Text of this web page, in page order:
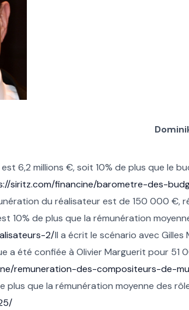
6,2 millions €, soit 10% de plus que le
siritz.com/financine/barometre-des-
du réalisateur est de 150 000 €,
10% de plus que la rémunération
2/Il a écrit le scénario avec
a été confiée à Olivier Marguerit pour
remuneration-des-compositeurs-de-
plus que la rémunération moyenne des